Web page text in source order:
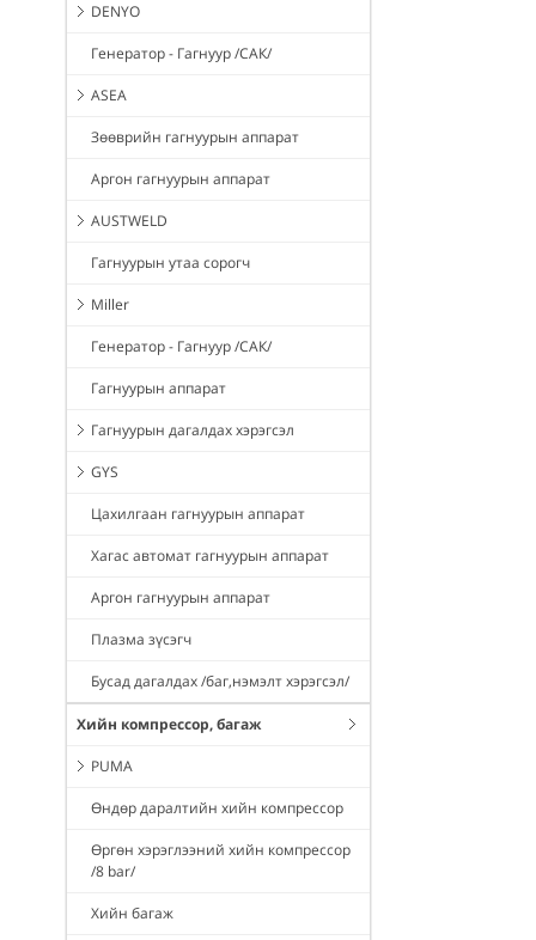
DENYO
Генератор - Гагнуур /САК/
ASEA
Зөөврийн гагнуурын аппарат
Аргон гагнуурын аппарат
AUSTWELD
Гагнуурын утаа сорогч
Miller
Генератор - Гагнуур /САК/
Гагнуурын аппарат
Гагнуурын дагалдах хэрэгсэл
GYS
Цахилгаан гагнуурын аппарат
Хагас автомат гагнуурын аппарат
Аргон гагнуурын аппарат
Плазма зүсэгч
Бусад дагалдах /баг,нэмэлт хэрэгсэл/
Хийн компрессор, багаж
PUMA
Өндөр даралтийн хийн компрессор
Өргөн хэрэглээний хийн компрессор
/8 bar/
Хийн багаж